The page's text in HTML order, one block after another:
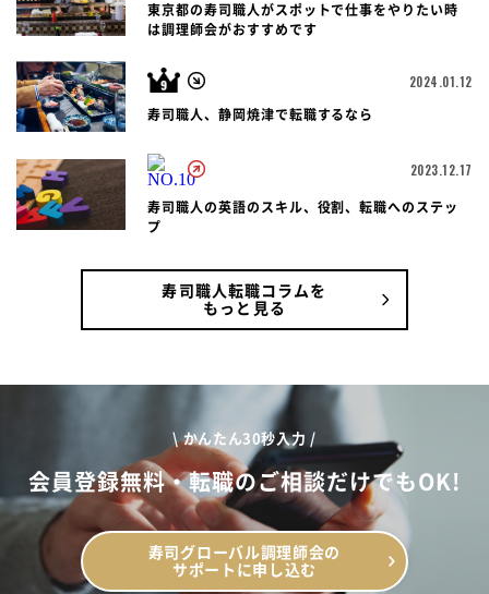
東京都の寿司職人がスポットで仕事をやりたい時
は調理師会がおすすめです
2024.01.12
寿司職人、静岡焼津で転職するなら
2023.12.17
寿司職人の英語のスキル、役割、転職へのステッ
プ
寿司職人転職コラムを
もっと見る
\ かんたん30秒入力 /
会員登録無料・転職のご相談だけでもOK!
寿司グローバル調理師会の
サポートに申し込む